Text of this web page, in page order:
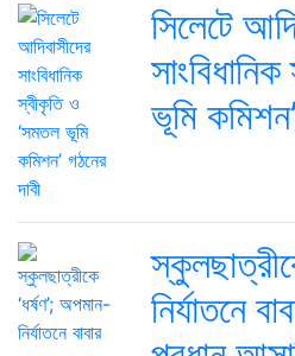
সিলেটে
ভূমি
নির্যাতনে